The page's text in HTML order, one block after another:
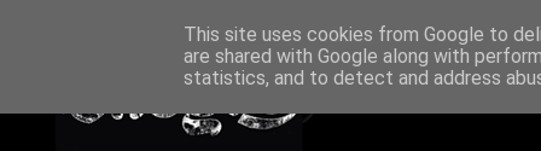
This site uses cookies from Google to
are shared with Google along with
statistics, and to detect and address